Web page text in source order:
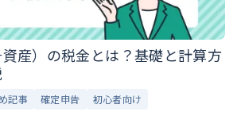
産）の税金とは？基礎と計算方
記事 確定申告
初心者向け